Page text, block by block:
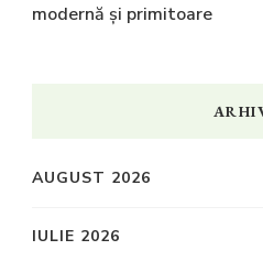
modernă și primitoare
AUGUST 2026
IULIE 2026